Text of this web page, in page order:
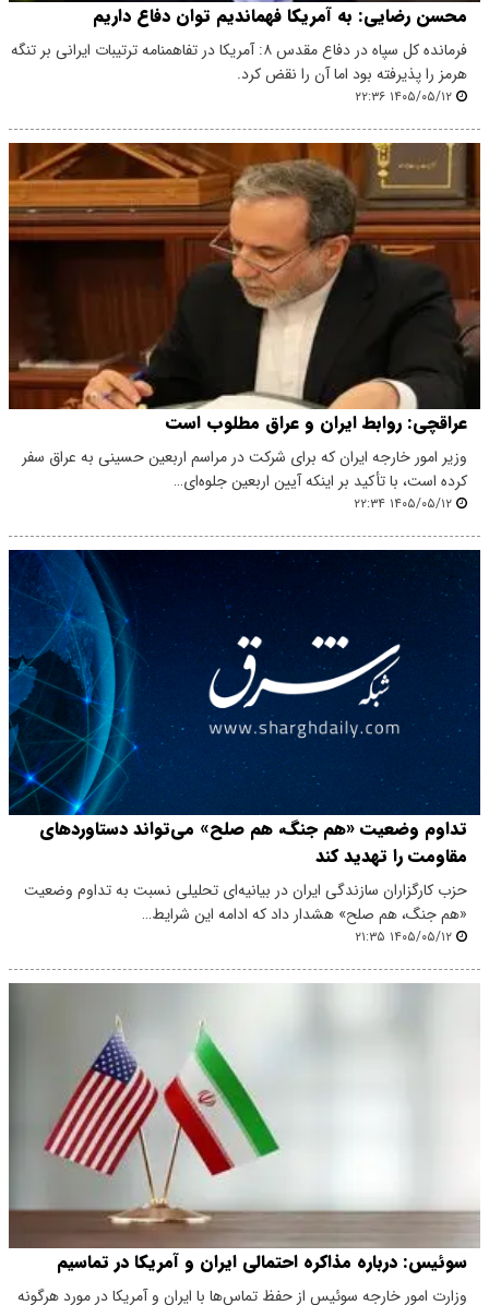
محسن رضایی: به آمریکا فهماندیم توان دفاع داریم
فرمانده کل سپاه در دفاع مقدس ۸: آمریکا در تفاهمنامه ترتیبات ایرانی بر تنگه
هرمز را پذیرفته بود اما آن را نقض کرد.
۱۴۰۵/۰۵/۱۲ ۲۲:۳۶
عراقچی: روابط ایران و عراق مطلوب است
وزیر امور خارجه ایران که برای شرکت در مراسم اربعین حسینی به عراق سفر
کرده است، با تأکید بر اینکه آیین اربعین جلوه‌ای…
۱۴۰۵/۰۵/۱۲ ۲۲:۳۴
تداوم وضعیت «هم جنگ، هم صلح» می‌تواند دستاوردهای
مقاومت را تهدید کند
حزب کارگزاران سازندگی ایران در بیانیه‌ای تحلیلی نسبت به تداوم وضعیت
«هم جنگ، هم صلح» هشدار داد که ادامه این شرایط…
۱۴۰۵/۰۵/۱۲ ۲۱:۳۵
سوئیس: درباره مذاکره احتمالی ایران و آمریکا در تماسیم
وزارت امور خارجه سوئیس از حفظ تماس‌ها با ایران و آمریکا در مورد هرگونه